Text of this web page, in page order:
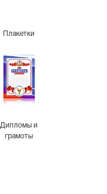
Плакетки
Дипломы и
грамоты